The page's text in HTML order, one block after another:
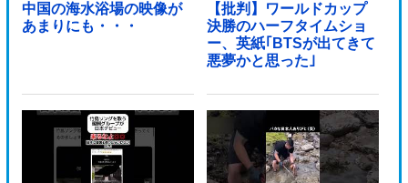
中国の海水浴場の映像が
あまりにも・・・
【批判】ワールドカップ
決勝のハーフタイムショ
ー、英紙｢BTSが出てきて
悪夢かと思った｣